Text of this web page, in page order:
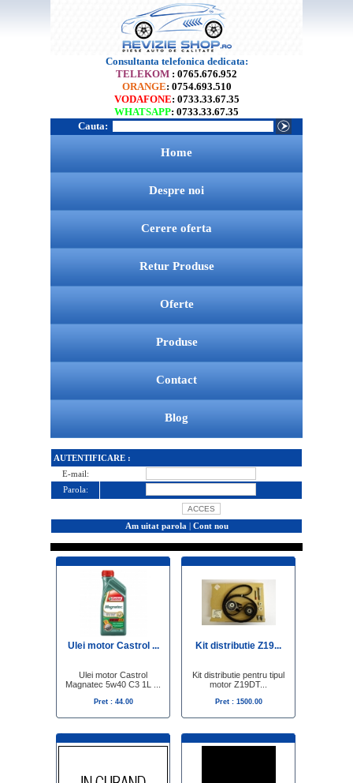
Consultanta telefonica dedicata:
TELEKOM : 0765.676.952
ORANGE: 0754.693.510
VODAFONE: 0733.33.67.35
WHATSAPP: 0733.33.67.35
Cauta:
Home
Despre noi
Cerere oferta
Retur Produse
Oferte
Produse
Contact
Blog
AUTENTIFICARE :
E-mail:
Parola:
Am uitat parola | Cont nou
Ulei motor Castrol ...
Ulei motor Castrol
Magnatec 5w40 C3 1L ...
Pret : 44.00
Kit distributie Z19...
Kit distributie pentru tipul
motor Z19DT...
Pret : 1500.00